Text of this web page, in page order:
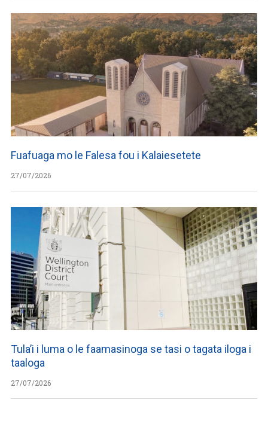
Fuafuaga mo le Falesa fou i Kalaiesetete
27/07/2026
Tula’i i luma o le faamasinoga se tasi o tagata iloga i
taaloga
27/07/2026